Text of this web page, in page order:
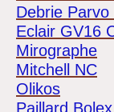
Debrie Parvo
Eclair GV16
Mirographe
Mitchell NC
Olikos
Paillard